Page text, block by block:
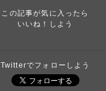
この記事が気に入ったら
いいね！しよう
Twitterでフォローしよう